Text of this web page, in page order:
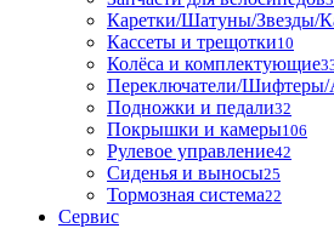
Каретки/Шатуны/Звезды/
Кассеты и трещотки10
Колёса и комплектующие
Переключатели/Шифтеры/
Подножки и педали32
Покрышки и камеры106
Рулевое управление42
Сиденья и выносы25
Тормозная система22
Сервис